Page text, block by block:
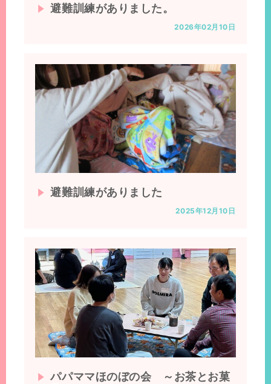
避難訓練がありました。
2026年02月10日
避難訓練がありました
2025年12月10日
パパママほのぼの会 ～お茶とお菓